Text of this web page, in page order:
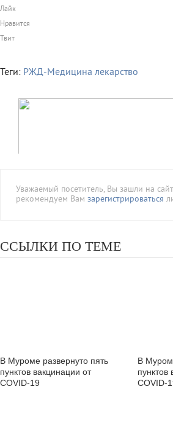
Лайк
Нравится
Твит
Теги: РЖД-Медицина лекарство
Уважаемый посетитель, Вы зашли на
рекомендуем Вам зарегистрироваться
ССЫЛКИ ПО ТЕМЕ
В Муроме развернуто пять
пунктов вакцинации от
COVID-19
В
пунктов
COVID-